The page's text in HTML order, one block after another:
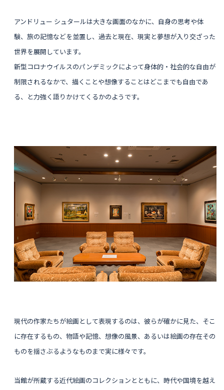
アンドリュー シュタールは大きな画面のなかに、自身の思考や体
験、旅の記憶などを並置し、過去と現在、現実と夢想が入り交ざった
世界を展開しています。
新型コロナウイルスのパンデミックによって身体的・社会的な自由が
制限されるなかで、描くことや想像することはどこまでも自由であ
る、と力強く語りかけてくるかのようです。
現代の作家たちが絵画として表現するのは、彼らが確かに見た、そこ
に存在するもの、物語や記憶、想像の風景、あるいは絵画の存在その
ものを揺さぶるようなものまで実に様々です。
当館が所蔵する近代絵画のコレクションとともに、時代や国境を越え